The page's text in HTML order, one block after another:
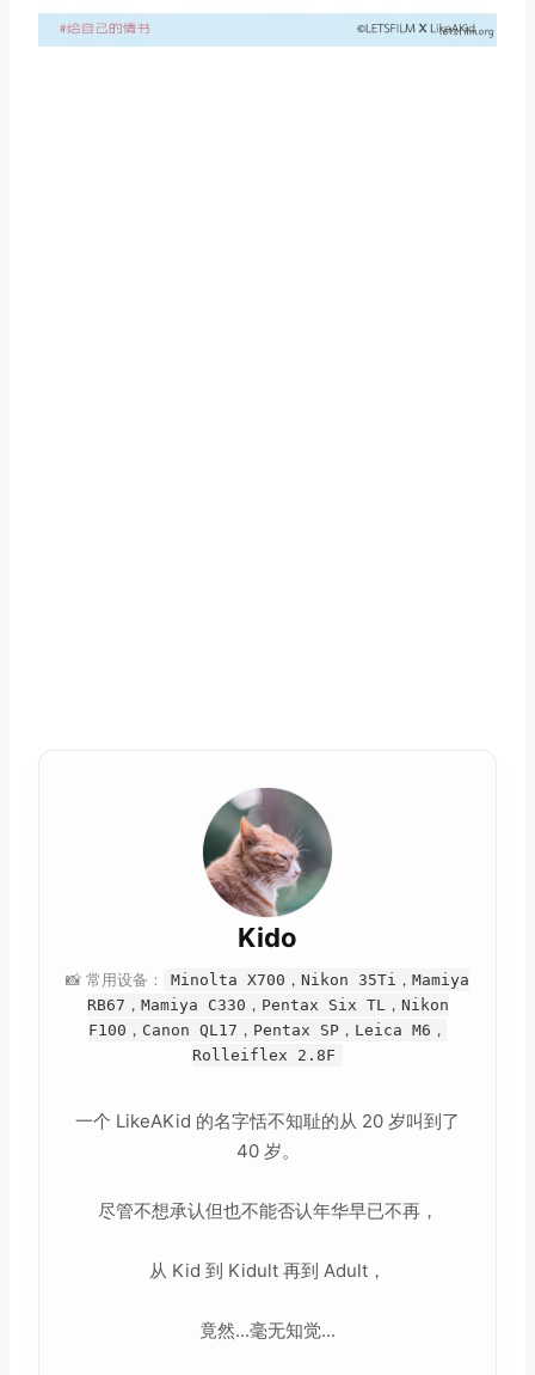
Kido
📸 常用设备：
Minolta X700，Nikon 35Ti，Mamiya
RB67，Mamiya C330，Pentax Six TL，Nikon
F100，Canon QL17，Pentax SP，Leica M6，
Rolleiflex 2.8F
一个 LikeAKid 的名字恬不知耻的从 20 岁叫到了
40 岁。
尽管不想承认但也不能否认年华早已不再，
从 Kid 到 Kidult 再到 Adult，
竟然...毫无知觉...